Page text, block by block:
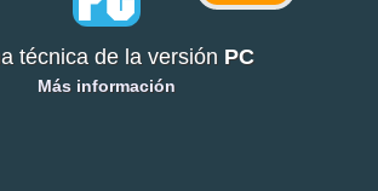
técnica de la versión PC
Más información